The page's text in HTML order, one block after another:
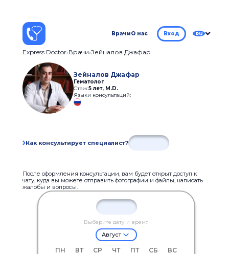
ВрачиО нас Вход RU
Express Doctor Врачи Зейналов Джафар
Зейналов Джафар
Гематолог
Стаж:5 лет, M.D.
Языки консультаций:
Как консультирует специалист?
После оформления консультации, вам будет открыт доступ к
чату, куда вы можете отправить фотографии и файлы, написать
жалобы и вопросы.
Выберите дату и время
Август
ПН ВТ СР ЧТ ПТ СБ
ВС